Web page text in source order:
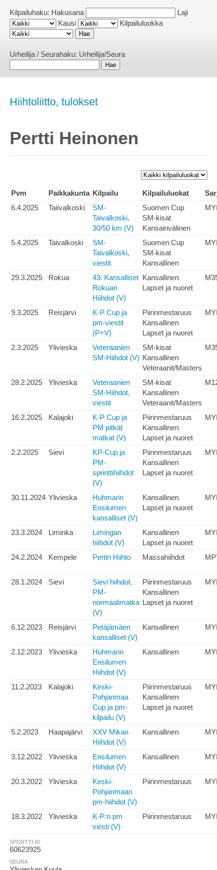
Kilpailuhaku: Hakusana
Laji
Kausi
Kilpailuluokka
Urheilija / Seurahaku: Urheilija/Seura
Hiihtoliitto, tulokset
Pertti Heinonen
Pvm Paikkakunta Kilpailu Kilpailuluokat
6.4.2025
Taiivalkoski
SM-
Taivalkoski,
30/50 km (V)
Suomen Cup
SM-kisat
Kansainvälinen
5.4.2025 Taivalkoski
SM-
Taivalkoski,
viestit
Suomen Cup
SM-kisat
Kansallinen
29.3.2025 Rokua
43. Kansalliset
Rokuan
Hiihdot (V)
Kansallinen
Lapset ja nuoret
9.3.2025 Reisjärvi
K-P Cup ja
pm-viestit
(P+V)
Piirinmestaruus
Kansallinen
Lapset ja nuoret
2.3.2025 Ylivieska
Veteraanien
SM-Hiihdot (V)
SM-kisat
Kansallinen
Veteraanit/Masters
28.2.2025 Ylivieska
Veteraanien
SM-Hiihdot,
viestit
SM-kisat
Kansallinen
Veteraanit/Masters
16.2.2025 Kalajoki
K-P Cup ja
PM pitkät
matkat (V)
Piirinmestaruus
Kansallinen
Lapset ja nuoret
2.2.2025 Sievi
KP-Cup ja
PM-
sprinttihiihdot
(V)
Piirinmestaruus
Kansallinen
Lapset ja nuoret
30.11.2024 Ylivieska
Huhmarin
Ensilumen
kansalliset (V)
Kansallinen
Lapset ja nuoret
23.3.2024 Liminka
Limingan
hiihdot (V)
Kansallinen
Lapset ja nuoret
24.2.2024 Kempele Pertin Hiihto Massahiihdot
28.1.2024 Sievi
Sievi hiihdot,
PM-
normaalimatka
(V)
Piirinmestaruus
Kansallinen
Lapset ja nuoret
6.12.2023 Reisjärvi
Petäjämäen
kansalliset (V)
Kansallinen
2.12.2023 Ylivieska
Huhmarin
Ensilumen
Hiihdot (V)
Kansallinen
11.2.2023 Kalajoki
Keski-
Pohjanmaa
Cup ja pm-
kilpailu (V)
Piirinmestaruus
Kansallinen
Lapset ja nuoret
5.2.2023 Haapajärvi
XXV Mikan
Hiihdot (V)
Kansallinen
3.12.2022 Ylivieska
Ensilumen
Hiihdot (V)
Kansallinen
20.3.2022 Ylivieska
Keski-
Pohjanmaan
pm-hiihdot (V)
Piirinmestaruus
18.3.2022 Ylivieska
K-P:n pm
viesti (V)
Piirinmestaruus
SPORTTI-ID
60623925
SEURA